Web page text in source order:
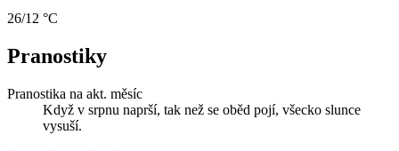
26/12 °C
Pranostiky
Pranostika na akt. měsíc
Když v srpnu naprší, tak než se oběd pojí, všecko slunce
vysuší.